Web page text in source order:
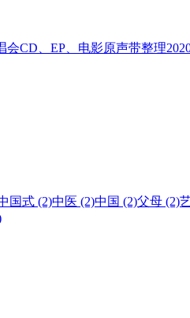
会CD、EP、电影原声带整理
国式 (2)中医 (2)中国 (2)父母 (2)